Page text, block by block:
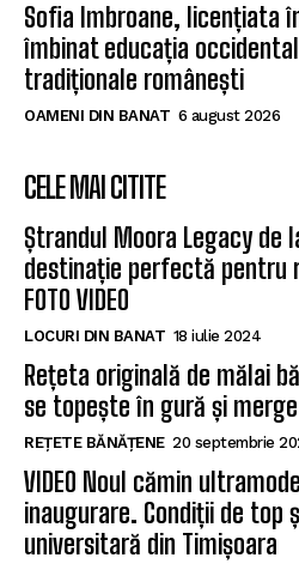
Sofia Imbroane, licențiata
îmbinat educația
tradiționale românești
OAMENI DIN BANAT 6 august 2026
CELE MAI CITITE
Ștrandul Moora Legacy de
destinație perfectă pentru
FOTO VIDEO
LOCURI DIN BANAT 18 iulie 2024
Rețeta originală de mălai
se topește în gură și
REȚETE BĂNĂȚENE 20 septembrie
VIDEO Noul cămin
inaugurare. Condiții de top
universitară din Timișoara